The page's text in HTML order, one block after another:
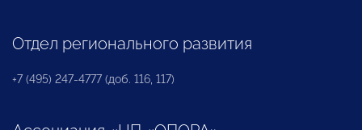
Отдел регионального развития
+7 (495) 247-4777 (доб. 116, 117)